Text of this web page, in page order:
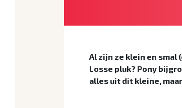
Al zijn ze klein en
Losse pluk? Pony
alles uit dit kleine,